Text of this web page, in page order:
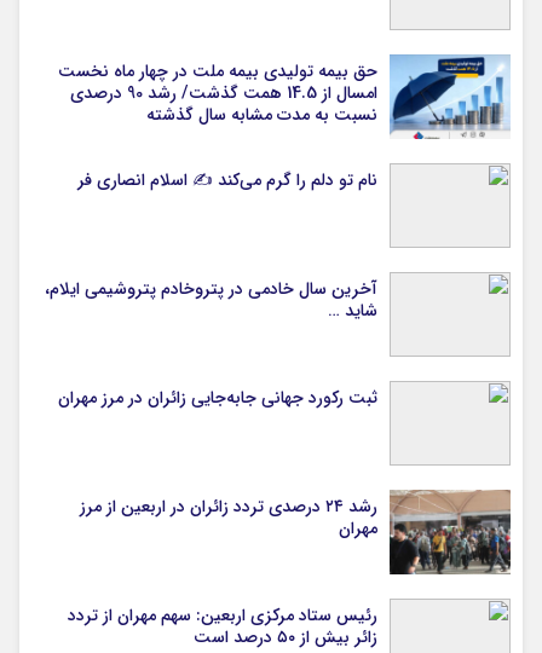
حق بیمه تولیدی بیمه ملت در چهار ماه نخست
امسال از 14.5 همت گذشت/ رشد 90 درصدی
نسبت به مدت مشابه سال گذشته
نام تو دلم را گرم می‌کند ✍️ اسلام انصاری فر
آخرین سال خادمی در پتروخادم پتروشیمی ایلام،
شاید …
ثبت رکورد جهانی جابه‌جایی زائران در مرز مهران
رشد ۲۴ درصدی تردد زائران در اربعین از مرز
مهران
رئیس ستاد مرکزی اربعین: سهم مهران از تردد
زائر بیش از ۵۰ درصد است